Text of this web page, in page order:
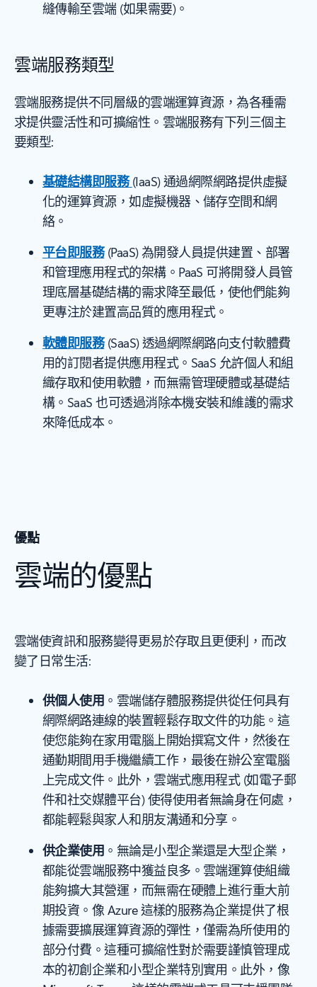
縫傳輸至雲端 (如果需要)。
雲端服務類型
雲端服務提供不同層級的雲端運算資源，為各種需
求提供靈活性和可擴縮性。雲端服務有下列三個主
要類型:
基礎結構即服務 (IaaS) 通過網際網路提供虛擬
化的運算資源，如虛擬機器、儲存空間和網
絡。
平台即服務(PaaS) 為開發人員提供建置、部署
和管理應用程式的架構。PaaS 可將開發人員管
理底層基礎結構的需求降至最低，使他們能夠
更專注於建置高品質的應用程式。
軟體即服務(SaaS) 透過網際網路向支付軟體費
用的訂閱者提供應用程式。SaaS 允許個人和組
織存取和使用軟體，而無需管理硬體或基礎結
構。SaaS 也可透過消除本機安裝和維護的需求
來降低成本。
優點
雲端的優點
雲端使資訊和服務變得更易於存取且更便利，而改
變了日常生活:
供個人使用 。雲端儲存體服務提供從任何具有
網際網路連線的裝置輕鬆存取文件的功能。這
使您能夠在家用電腦上開始撰寫文件，然後在
通勤期間用手機繼續工作，最後在辦公室電腦
上完成文件。此外，雲端式應用程式 (如電子郵
件和社交媒體平台) 使得使用者無論身在何處，
都能輕鬆與家人和朋友溝通和分享。
供企業使用 。無論是小型企業還是大型企業，
都能從雲端服務中獲益良多。雲端運算使組織
能夠擴大其營運，而無需在硬體上進行重大前
期投資。像 Azure 這樣的服務為企業提供了根
據需要擴展運算資源的彈性，僅需為所使用的
部分付費。這種可擴縮性對於需要謹慎管理成
本的初創企業和小型企業特別實用。此外，像